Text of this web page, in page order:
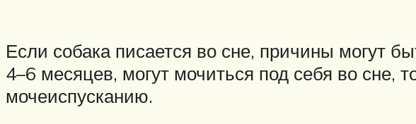
Если собака писается во сне, причины могут
4–6 месяцев, могут мочиться под себя во сне,
мочеиспусканию.